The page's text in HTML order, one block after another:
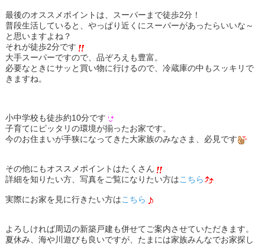
最後のオススメポイントは、スーパーまで徒歩2分！
普段生活していると、やっぱり近くにスーパーがあったらいいな～
と思いますよね？
それが徒歩2分です
大手スーパーですので、品ぞろえも豊富。
必要なときにサッと買い物に行けるので、冷蔵庫の中もスッキリで
きますね。
小中学校も徒歩約10分です
子育てにピッタリの環境が揃ったお家です。
今のお住まいが手狭になってきた大家族のみなさま、必見です
その他にもオススメポイントはたくさん
詳細を知りたい方、写真をご覧になりたい方はこちら
実際にお家を見に行きたい方はこちら
よろしければ周辺の新築戸建も併せてご案内させていただきます。
夏休み、海や川遊びも良いですが、たまには家族みんなでお家探し